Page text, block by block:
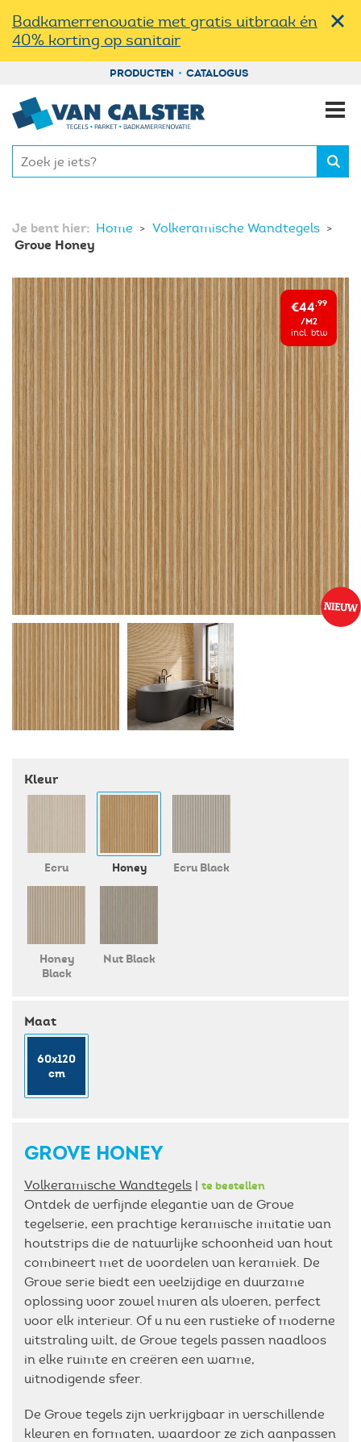
Badkamerrenovatie met gratis uitbraak én
40% korting op sanitair
PRODUCTEN CATALOGUS
Je bent hier: Home Volkeramische Wandtegels
Grove Honey
€44,99
/M2
incl. btw
Kleur
Ecru Honey Ecru Black
Honey
Black
Nut Black
Maat
60x120
cm
GROVE HONEY
Volkeramische Wandtegels | te bestellen
Ontdek de verfijnde elegantie van de Grove
tegelserie, een prachtige keramische imitatie van
houtstrips die de natuurlijke schoonheid van hout
combineert met de voordelen van keramiek. De
Grove serie biedt een veelzijdige en duurzame
oplossing voor zowel muren als vloeren, perfect
voor elk interieur. Of u nu een rustieke of moderne
uitstraling wilt, de Grove tegels passen naadloos
in elke ruimte en creëren een warme,
uitnodigende sfeer.
De Grove tegels zijn verkrijgbaar in verschillende
kleuren en formaten, waardoor ze zich aanpassen